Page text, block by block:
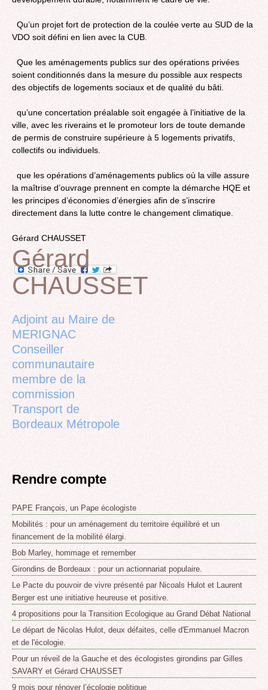
Qu’un projet fort de protection de la coulée verte au SUD de la
VDO soit défini en lien avec la CUB.
Que les aménagements publics sur des opérations privées
soient conditionnés dans la mesure du possible aux respects
des objectifs de logements sociaux et de qualité du bâti.
qu’une concertation préalable soit engagée à l’initiative de la
ville, avec les riverains et le promoteur lors de toute demande
de permis de construire supérieure à 5 logements privatifs,
collectifs ou individuels.
que les opérations d’aménagements publics où la ville assure
la maîtrise d’ouvrage prennent en compte la démarche HQE et
les principes d’économies d’énergies afin de s’inscrire
directement dans la lutte contre le changement climatique.
Gérard CHAUSSET
Back
to
Gérard
CHAUSSET
Adjoint au Maire de
MERIGNAC
Conseiller
communautaire
membre de la
commission
Transport de
Bordeaux Métropole
Rendre compte
PAPE François, un Pape écologiste
Mobilités : pour un aménagement du territoire équilibré et un
financement de la mobilité élargi.
Bob Marley, hommage et remember
Girondins de Bordeaux : pour un actionnariat populaire.
Le Pacte du pouvoir de vivre présenté par Nicoals Hulot et Laurent
Berger est une initiative heureuse et positive.
4 propositions pour la Transition Ecologique au Grand Débat National
Le départ de Nicolas Hulot, deux défaites, celle d'Emmanuel Macron
et de l'écologie.
Pour un réveil de la Gauche et des écologistes girondins par Gilles
SAVARY et Gérard CHAUSSET
9 mois pour rénover l’écologie politique